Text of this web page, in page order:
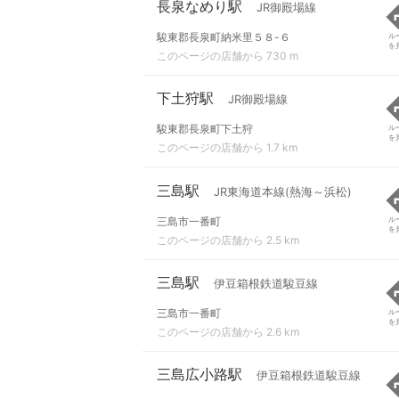
長泉なめり駅 JR御殿場線
駿東郡長泉町納米里５８-６
このページの店舗から 730 m
ル
を
下土狩駅 JR御殿場線
駿東郡長泉町下土狩
このページの店舗から 1.7 km
ル
を
三島駅 JR東海道本線(熱海～浜松)
三島市一番町
このページの店舗から 2.5 km
ル
を
三島駅 伊豆箱根鉄道駿豆線
三島市一番町
このページの店舗から 2.6 km
ル
を
三島広小路駅 伊豆箱根鉄道駿豆線